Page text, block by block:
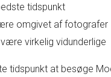
tidspunkt
omgivet af fotografer
virkelig vidunderlige